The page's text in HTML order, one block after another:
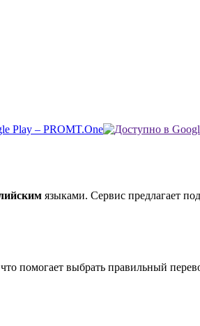
языками. Сервис предлагает
помогает выбрать правильный